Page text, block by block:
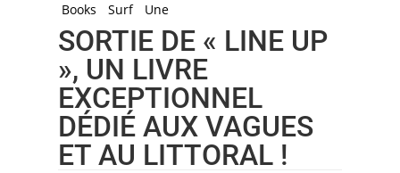
Books Surf Une
SORTIE DE « LINE UP
», UN LIVRE
EXCEPTIONNEL
DÉDIÉ AUX VAGUES
ET AU LITTORAL !